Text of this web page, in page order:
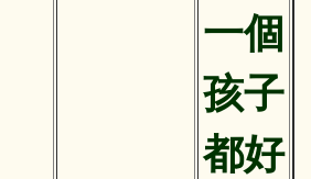
一個
孩子
都好